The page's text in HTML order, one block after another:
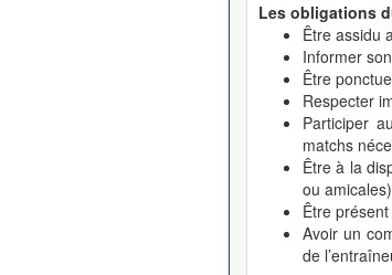
Les obligations
Être assidu
Informer
Être
Respecter
Participer
matchs
Être à la
ou
Être
Avoir un
de